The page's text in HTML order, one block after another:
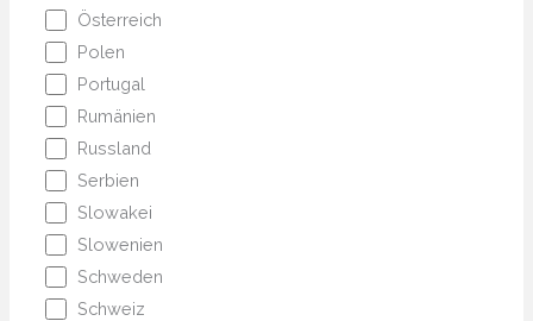
Österreich
Polen
Portugal
Rumänien
Russland
Serbien
Slowakei
Slowenien
Schweden
Schweiz